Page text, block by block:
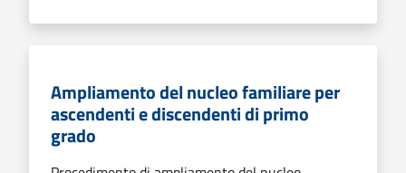
Ampliamento del nucleo familiare per
ascendenti e discendenti di primo
grado